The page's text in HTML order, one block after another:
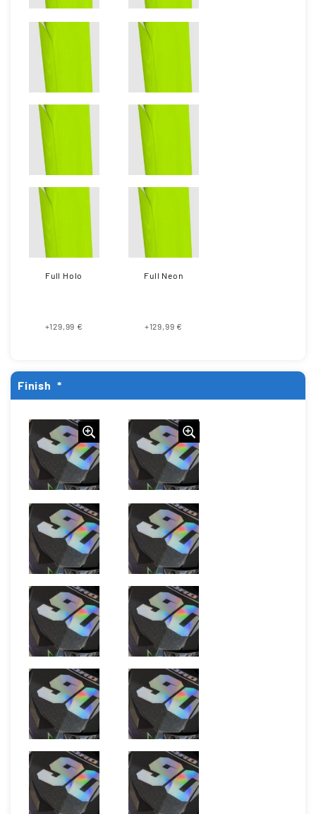
Full Holo
+129,99 €
Full Neon
+129,99 €
Finish *